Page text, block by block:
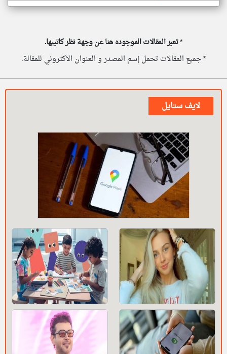
*تعبر المقالات الموجوده هنا عن وجهة نظر كاتبيها.
* جميع المقالات تحمل إسم المصدر و العنوان الاكتروني للمقالة.
لايف ستايل